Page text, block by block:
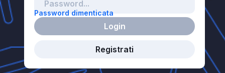
Password dimenticata
Login
Registrati